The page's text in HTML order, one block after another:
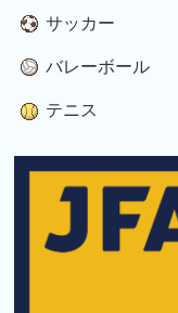
サッカー
バレーボール
テニス